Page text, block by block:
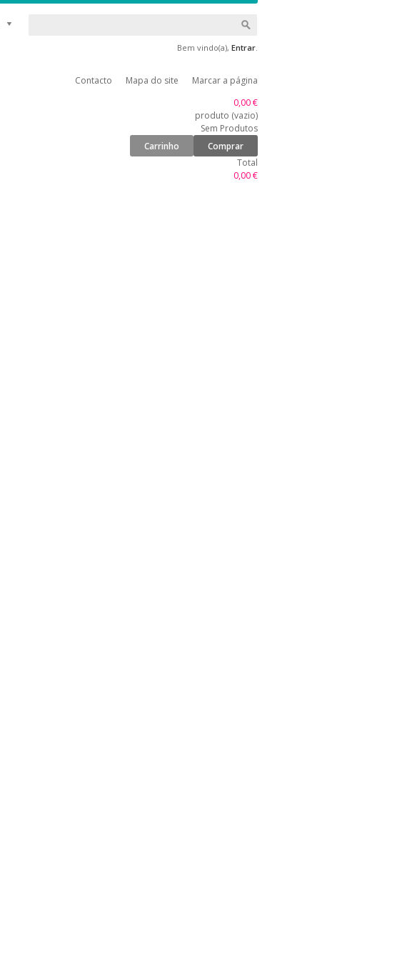
Bem vindo(a), Entrar.
Contacto Mapa do site
Marcar a página
0,00 €
produto (vazio)
Sem Produtos
Carrinho
Comprar
Total
0,00 €